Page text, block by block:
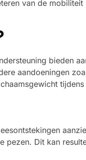
van de
bieden
aandoeningen
Dit kan